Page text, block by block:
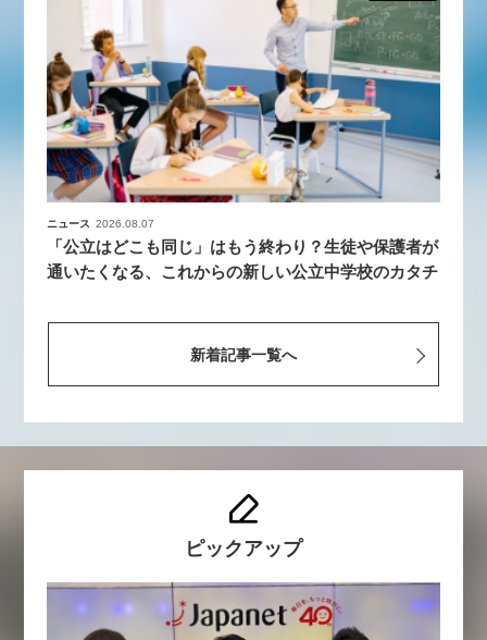
ニュース 2026.08.07
「公立はどこも同じ」はもう終わり？生徒や保護者が
通いたくなる、これからの新しい公立中学校のカタチ
新着記事一覧へ
ピックアップ